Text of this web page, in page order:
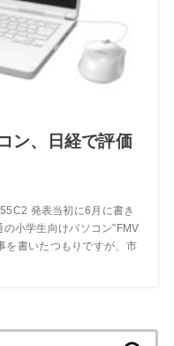
ン、日経で評価
発表当初に6月に書き
小学生向けパソコン”FMV
を書いたつもりですが、市